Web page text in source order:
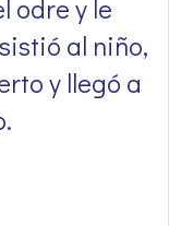
odre y le
al niño,
y llegó a